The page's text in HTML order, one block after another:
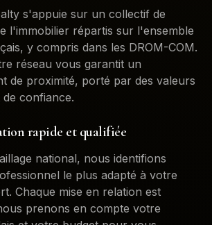
s'appuie sur un collectif de
l'immobilier répartis sur l'ensemble
y compris dans les DROM-COM.
réseau vous garantit un
de proximité, porté par des valeurs
confiance.
rapide et qualifiée
national, nous identifions
le plus adapté à votre
. Chaque mise en relation est
prenons en compte votre